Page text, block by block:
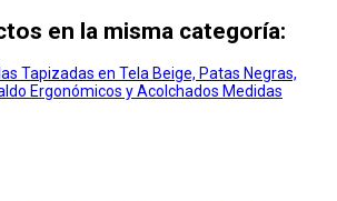
en la misma categoría: